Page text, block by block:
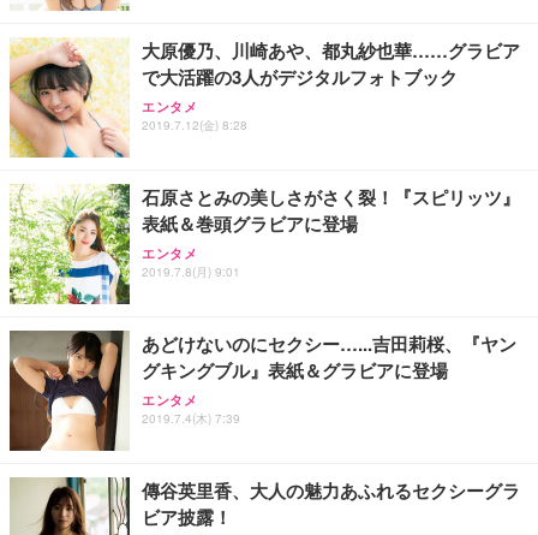
務用 おしゃれ パソコンチェア (ホワイト)
ANDWINT オフィスチェア デスクチェア 肘なし メ
ッシュ 通気性 ランバーサポート付き 腰サポート ガ
ス圧無段階昇降 360度回転 キャスター付き コンパク
【MiniLED/24.5inch/280Hz/FHD】GRAPHT THE S
HOOTER Gaming Monitor 24” Essential ゲーミン
グモニター QD 24.5インチ 1ms FHD 量子ドット 残
アイリスオーヤマ ペットシーツ 超厚型 お徳用 レギ
ュラー 200枚入【Amazon.co.jp限定】
大原優乃、川崎あや、都丸紗也華……グラビア
で大活躍の3人がデジタルフォトブック
エンタメ
2019.7.12(金) 8:28
石原さとみの美しさがさく裂！『スピリッツ』
表紙＆巻頭グラビアに登場
エンタメ
2019.7.8(月) 9:01
あどけないのにセクシー…...吉田莉桜、『ヤン
グキングブル』表紙＆グラビアに登場
エンタメ
2019.7.4(木) 7:39
傳谷英里香、大人の魅力あふれるセクシーグラ
ビア披露！